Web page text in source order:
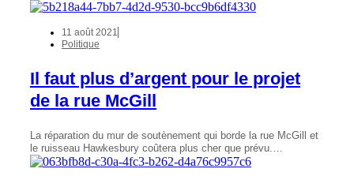
11 août 2021
Politique
Il faut plus d’argent pour le projet
de la rue McGill
La réparation du mur de soutènement qui borde la rue McGill et
le ruisseau Hawkesbury coûtera plus cher que prévu.…